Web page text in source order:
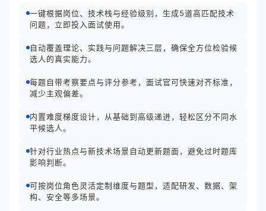
一键根据岗位、技术栈与经验级别，生成5道高匹配技术
问题，立即投入面试使用。
自动覆盖理论、实践与问题解决三层，确保全方位检验候
选人的真实能力。
每题自带考察要点与评分参考，面试官可快速对齐标准，
减少主观偏差。
内置难度梯度设计，从基础到高级递进，轻松区分不同水
平候选人。
针对行业热点与新技术场景自动更新题面，避免过时题库
影响判断。
可按岗位角色灵活定制维度与题型，适配研发、数据、架
构、安全等多场景。